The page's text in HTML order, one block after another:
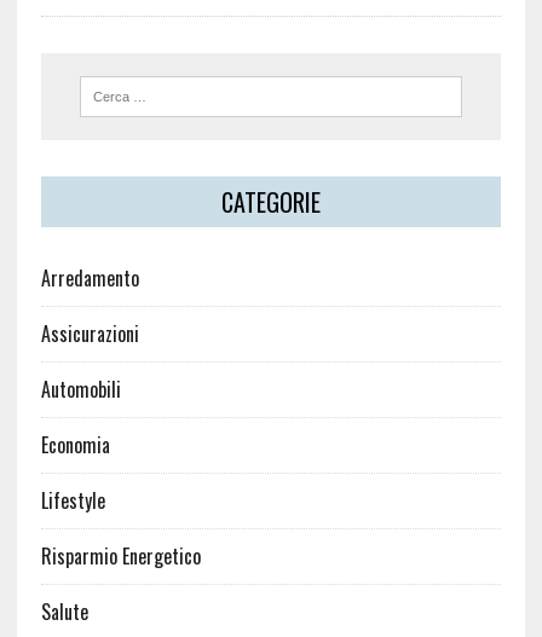
CATEGORIE
Arredamento
Assicurazioni
Automobili
Economia
Lifestyle
Risparmio Energetico
Salute